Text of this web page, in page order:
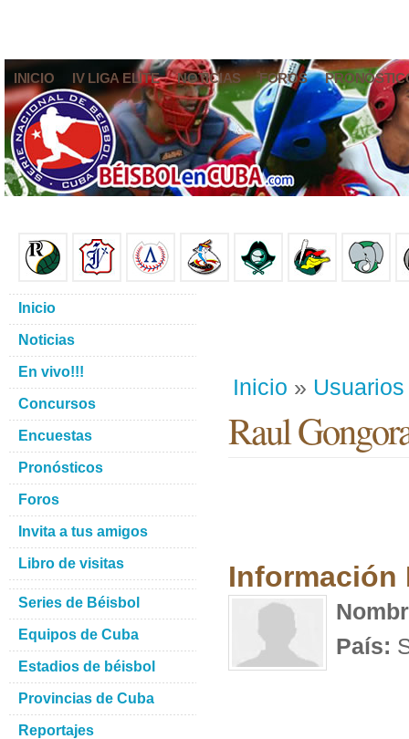
INICIO IV LIGA ELITE NOTICIAS FOROS
Inicio » Usuarios
Raul
Información
País:
Inicio
Noticias
En vivo!!!
Concursos
Encuestas
Pronósticos
Foros
Invita a tus amigos
Libro de visitas
Series de Béisbol
Equipos de Cuba
Estadios de béisbol
Provincias de Cuba
Reportajes